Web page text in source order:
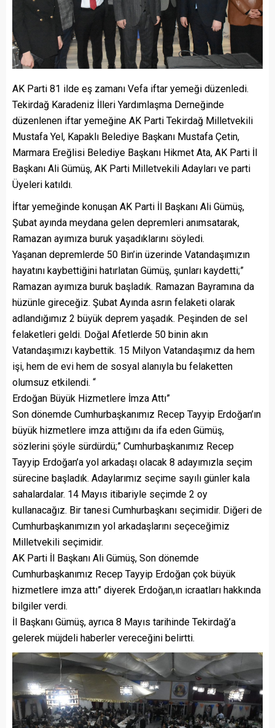
AK Parti 81 ilde eş zamanı Vefa iftar yemeği düzenledi.
Tekirdağ Karadeniz İlleri Yardımlaşma Derneğinde
düzenlenen iftar yemeğine AK Parti Tekirdağ Milletvekili
Mustafa Yel, Kapaklı Belediye Başkanı Mustafa Çetin,
Marmara Ereğlisi Belediye Başkanı Hikmet Ata, AK Parti İl
Başkanı Ali Gümüş, AK Parti Milletvekili Adayları ve parti
Üyeleri katıldı.
İftar yemeğinde konuşan AK Parti İl Başkanı Ali Gümüş,
Şubat ayında meydana gelen depremleri anımsatarak,
Ramazan ayımıza buruk yaşadıklarını söyledi.
Yaşanan depremlerde 50 Bin’in üzerinde Vatandaşımızın
hayatını kaybettiğini hatırlatan Gümüş, şunları kaydetti;”
Ramazan ayımıza buruk başladık. Ramazan Bayramına da
hüzünle gireceğiz. Şubat Ayında asrın felaketi olarak
adlandığımız 2 büyük deprem yaşadık. Peşinden de sel
felaketleri geldi. Doğal Afetlerde 50 binin akın
Vatandaşımızı kaybettik. 15 Milyon Vatandaşımız da hem
işi, hem de evi hem de sosyal alanıyla bu felaketten
olumsuz etkilendi. “
Erdoğan Büyük Hizmetlere İmza Attı”
Son dönemde Cumhurbaşkanımız Recep Tayyip Erdoğan’ın
büyük hizmetlere imza attığını da ifa eden Gümüş,
sözlerini şöyle sürdürdü;” Cumhurbaşkanımız Recep
Tayyip Erdoğan’a yol arkadaşı olacak 8 adayımızla seçim
sürecine başladık. Adaylarımız seçime sayılı günler kala
sahalardalar. 14 Mayıs itibariyle seçimde 2 oy
kullanacağız. Bir tanesi Cumhurbaşkanı seçimidir. Diğeri de
Cumhurbaşkanımızın yol arkadaşlarını seçeceğimiz
Milletvekili seçimidir.
AK Parti İl Başkanı Ali Gümüş, Son dönemde
Cumhurbaşkanımız Recep Tayyip Erdoğan çok büyük
hizmetlere imza attı” diyerek Erdoğan,ın icraatları hakkında
bilgiler verdi.
İl Başkanı Gümüş, ayrıca 8 Mayıs tarihinde Tekirdağ’a
gelerek müjdeli haberler vereceğini belirtti.